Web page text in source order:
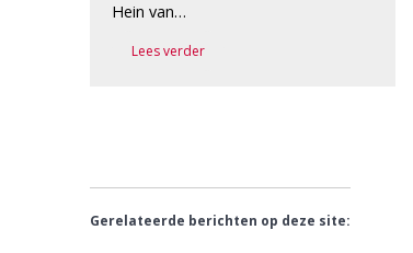
Hein van…
Lees verder
Gerelateerde berichten op deze site: